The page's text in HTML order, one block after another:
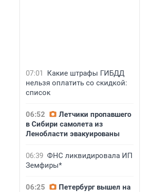
07:01
Какие штрафы ГИБДД
нельзя оплатить со скидкой:
список
06:52
Летчики пропавшего
в Сибири самолета из
Ленобласти эвакуированы
06:39 ФНС ликвидировала ИП
Земфиры*
06:25
Петербург вышел на